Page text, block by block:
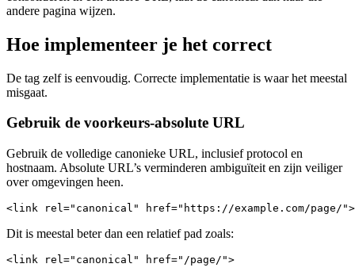
andere pagina wijzen.
Hoe implementeer je het correct
De tag zelf is eenvoudig. Correcte implementatie is waar het meestal
misgaat.
Gebruik de voorkeurs-absolute URL
Gebruik de volledige canonieke URL, inclusief protocol en
hostnaam. Absolute URL’s verminderen ambiguïteit en zijn veiliger
over omgevingen heen.
<link rel="canonical" href="https://example.com/page/">
Dit is meestal beter dan een relatief pad zoals:
<link rel="canonical" href="/page/">